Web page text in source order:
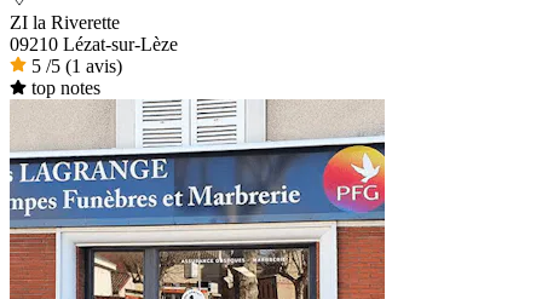
ZI la Riverette
09210 Lézat-sur-Lèze
5 /5 (1 avis)
top notes